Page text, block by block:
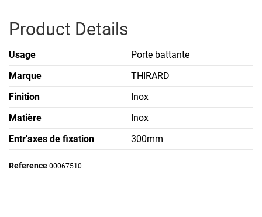
Product Details
Usage
Porte battante
Marque
THIRARD
Finition
Inox
Matière
Inox
Entr'axes de fixation
300mm
Reference 00067510